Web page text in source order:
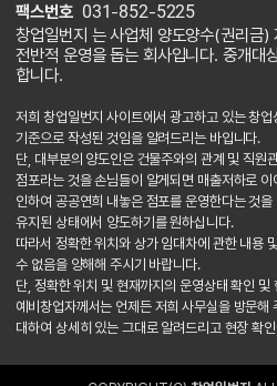
팩스번호 031-852-5225
창업일번지 는 사업체 양도양수(권리금)
전반적 운영을 돕는 회사입니다. 중개대
합니다.
저희 창업일번지 사이트에서 광고하고 있는 창
기준으로 작성된 것임을 알려드리는 바입니다.
단, 대부분의 양도인은 건물주와의 관계 및 직원
점포라는 것을 손님들이 알게되면 매출저하로
인하여 공공연희 내놓은 점포를 운영한다는 것
유지된 상태에서 양도하기를 원하십니다.
따라서 정확한 위치와 상가 임대차에 관한 내용
수 없음을 양해해 주시기 바랍니다.
단, 정확한 위치 및 현재까지의 운영상태 확인 및
예비창업자께서는 언제든 저희 사무실을 방문해
대하여 상세히 있는 그대로 알려드리고 현장 확